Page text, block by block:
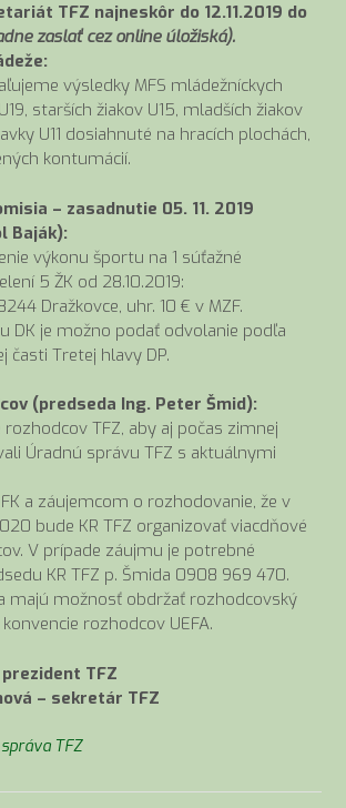
TFZ najneskôr do 12.11.2019 do
zaslať cez online úložiská).
výsledky MFS mládežníckych
starších žiakov U15, mladších žiakov
U11 dosiahnuté na hracích plochách,
kontumácií.
– zasadnutie 05. 11. 2019
Baják):
výkonu športu na 1 súťažné
5 ŽK od 28.10.2019:
Dražkovce, uhr. 10 € v MZF.
DK je možno podať odvolanie podľa
časti Tretej hlavy DP.
(predseda Ing. Peter Šmid):
rozhodcov TFZ, aby aj počas zimnej
Úradnú správu TFZ s aktuálnymi
a záujemcom o rozhodovanie, že v
bude KR TFZ organizovať viacdňové
V prípade záujmu je potrebné
KR TFZ p. Šmida 0908 969 470.
majú možnosť obdržať rozhodcovský
rozhodcov UEFA.
TFZ
– sekretár TFZ
TFZ